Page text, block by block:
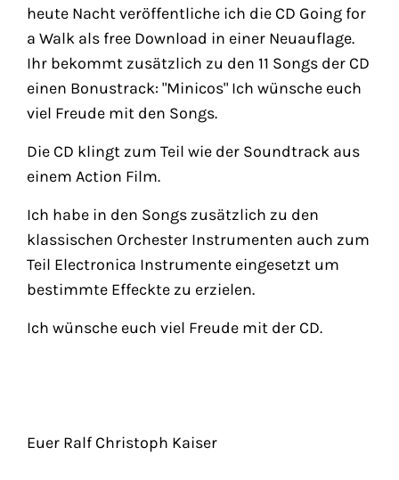
heute Nacht veröffentliche ich die CD Going for
a Walk als free Download in einer Neuauflage.
Ihr bekommt zusätzlich zu den 11 Songs der CD
einen Bonustrack: "Minicos" Ich wünsche euch
viel Freude mit den Songs.
Die CD klingt zum Teil wie der Soundtrack aus
einem Action Film.
Ich habe in den Songs zusätzlich zu den
klassischen Orchester Instrumenten auch zum
Teil Electronica Instrumente eingesetzt um
bestimmte Effeckte zu erzielen.
Ich wünsche euch viel Freude mit der CD.
Euer Ralf Christoph Kaiser